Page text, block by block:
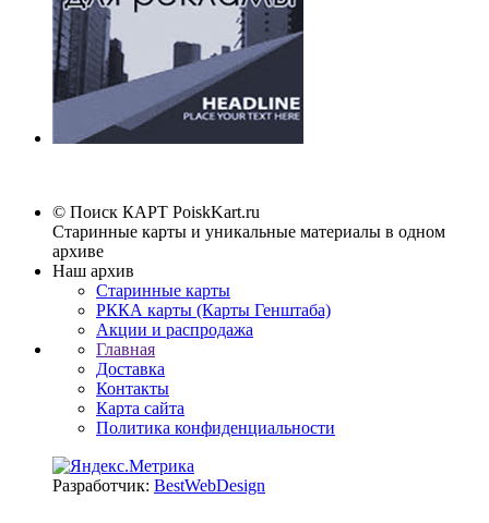
© Поиск КАРТ PoiskKart.ru
Старинные карты и уникальные материалы в одном
архиве
Наш архив
Старинные карты
РККА карты (Карты Генштаба)
Акции и распродажа
Главная
Доставка
Контакты
Карта сайта
Политика конфиденциальности
Разработчик: BestWebDesign